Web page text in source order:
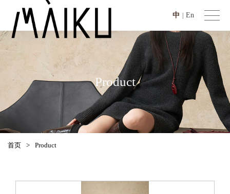
中 | En
Product
首页 > Product